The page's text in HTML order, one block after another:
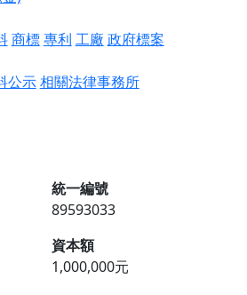
商標專利 工廠 政府標案
公示相關法律事務所
統一編號
89593033
資本額
1,000,000元